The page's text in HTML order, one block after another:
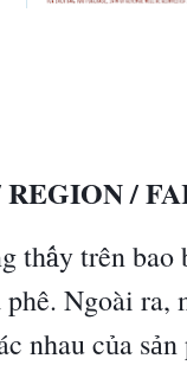
/
thấy trên bao
phê. Ngoài ra,
c nhau của sản